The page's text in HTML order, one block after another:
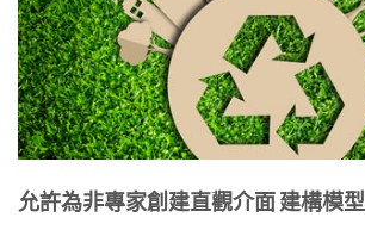
允許為非專家創建直觀介面 建構模型